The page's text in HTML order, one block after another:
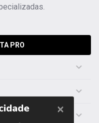
PRO